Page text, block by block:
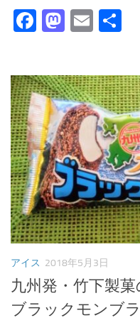
Facebook
Email
アイス 2018年5月3日
九州発・竹下製
ブラックモンブ